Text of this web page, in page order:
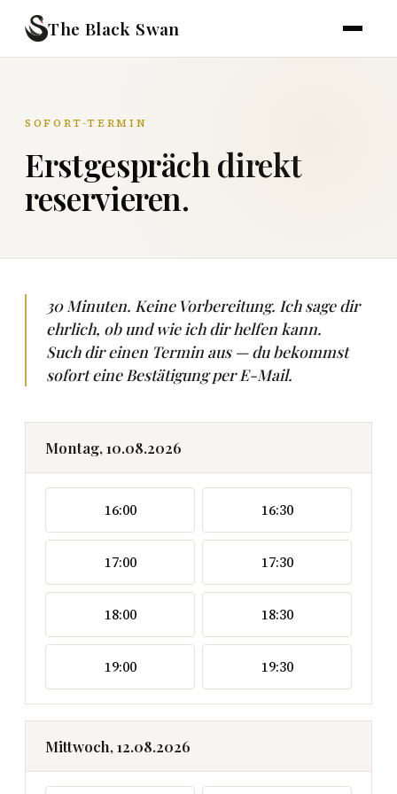
The Black Swan
SOFORT-TERMIN
Erstgespräch direkt
reservieren.
30 Minuten. Keine Vorbereitung. Ich sage dir
ehrlich, ob und wie ich dir helfen kann.
Such dir einen Termin aus — du bekommst
sofort eine Bestätigung per E-Mail.
Montag, 10.08.2026
16:00 16:30
17:00 17:30
18:00 18:30
19:00 19:30
Mittwoch, 12.08.2026